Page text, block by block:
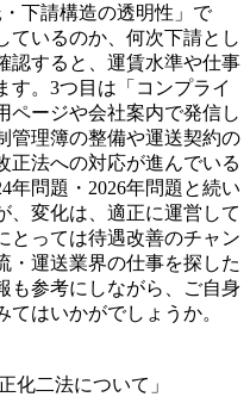
下請構造の透明性」で
ているのか、何次下請とし
認すると、運賃水準や仕事
す。3つ目は「コンプライ
ページや会社案内で発信し
管理簿の整備や運送契約の
正法への対応が進んでいる
年問題・2026年問題と続い
、変化は、適正に運営して
とっては待遇改善のチャン
・運送業界の仕事を探した
も参考にしながら、ご自身
はいかがでしょうか。
化二法について」